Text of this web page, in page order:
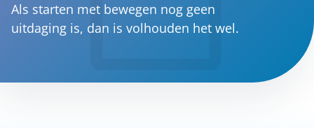
Als starten met bewegen nog geen
uitdaging is, dan is volhouden het wel.